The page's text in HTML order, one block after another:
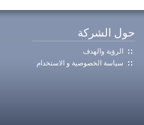
حول الشركة
الرؤية والهدف
سياسة الخصوصية و الاستخدام